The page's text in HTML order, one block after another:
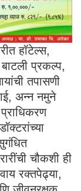
हॉटेल्स,
प्रकल्प,
तपासणी
अन्न नमुने
चौकशी ही
रक्तपेढ्या,